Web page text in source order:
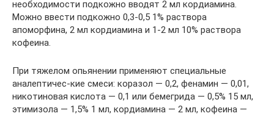
необходимости подкожно вводят 2 мл кордиамина.
Можно ввести подкожно 0,3-0,5 1% раствора
апоморфина, 2 мл кордиамина и 1-2 мл 10% раствора
кофеина.
При тяжелом опьянении применяют специальные
аналептичес-кие смеси: коразол — 0,2, фенамин — 0,01,
никотиновая кислота — 0,1 или бемегрида — 0,5% 15 мл,
этимизола — 1,5% 1 мл, кордиамина — 2 мл, кофеина —